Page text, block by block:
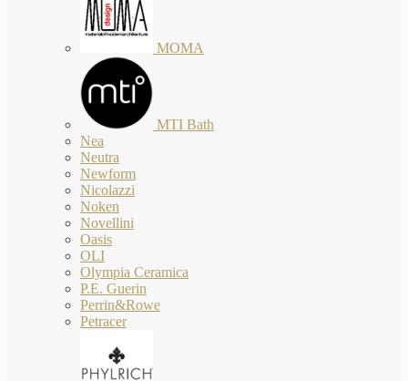
MOMA
MTI Bath
Nea
Neutra
Newform
Nicolazzi
Noken
Novellini
Oasis
OLI
Olympia Ceramica
P.E. Guerin
Perrin&Rowe
Petracer